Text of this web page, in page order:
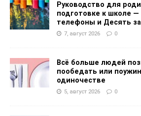
Руководство для
подготовке к школе
телефоны и Десять
7, август 2026 0
Всё больше людей
пообедать или
одиночестве
5, август 2026 0